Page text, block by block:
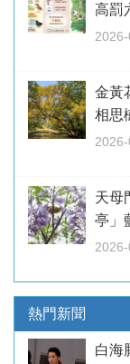
高罰
金黃
相思
天母
亭」
熱門新聞
白海